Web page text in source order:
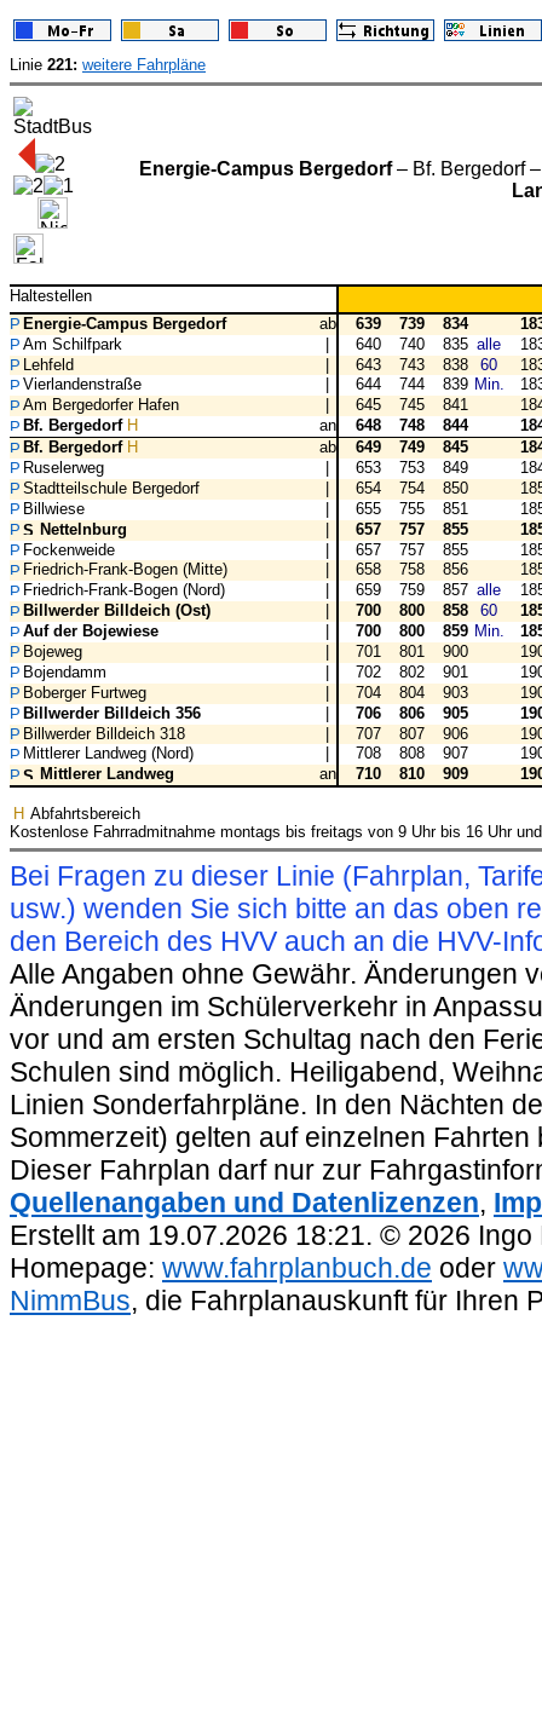
Linie 221: weitere Fahrpläne
Energie-Campus Bergedorf– Bf. Bergedorf
Haltestellen
Energie-Campus Bergedorf
ab 639 739 834
Am Schilfpark
| 640 740 835 alle
Lehfeld
| 643 743 838 60
Vierlandenstraße
644 744 839 Min.
Am Bergedorfer Hafen
645 745 841
Bf. BergedorfH an 648 748 844
Bf. BergedorfH ab 649 749 845
Ruselerweg
653 753 849
Stadtteilschule Bergedorf
654 754 850
Billwiese
655 755 851
Nettelnburg
| 657 757 855
Fockenweide
| 657 757 855
Friedrich-Frank-Bogen (Mitte)
658 758 856
Friedrich-Frank-Bogen (Nord)
659 759 857 alle
Billwerder Billdeich (Ost)
700 800 858 60
Auf der Bojewiese
700 800 859 Min.
Bojeweg
701 801 900
Bojendamm
702 802 901
Boberger Furtweg
704 804 903
Billwerder Billdeich 356
| 706 806 905
Billwerder Billdeich 318
| 707 807 906
Mittlerer Landweg (Nord)
708 808 907
Mittlerer Landweg
an 710 810 909
H Abfahrtsbereich
Kostenlose Fahrradmitnahme montags bis freitags von 9 Uhr bis 16 Uhr
Bei Fragen zu dieser Linie (Fahrplan,
usw.) wenden Sie sich bitte an das oben
den Bereich des HVV auch an die HVV-
Alle Angaben ohne Gewähr. Änderungen
Änderungen im Schülerverkehr in
vor und am ersten Schultag nach den
Schulen sind möglich. Heiligabend,
Linien Sonderfahrpläne. In den Nächten
Sommerzeit) gelten auf einzelnen
Dieser Fahrplan darf nur zur
Quellenangaben und Datenlizenzen,
Erstellt am 19.07.2026 18:21. © 2026
Homepage: www.fahrplanbuch.de oder
NimmBus, die Fahrplanauskunft für Ihren